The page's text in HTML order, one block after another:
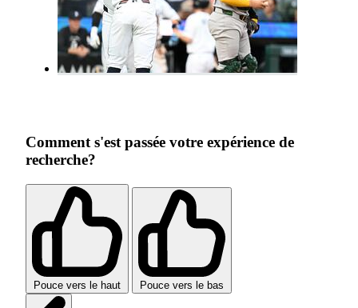
Comment s'est passée votre expérience de
recherche?
Pouce vers le haut Pouce vers le bas